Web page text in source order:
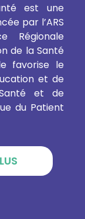
est une
par l’ARS
Régionale
de la Santé
favorise le
et de
et de
du Patient